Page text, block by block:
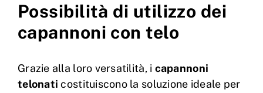
Possibilità di utilizzo dei
capannoni con telo
Grazie alla loro versatilità, i capannoni
telonati costituiscono la soluzione ideale per